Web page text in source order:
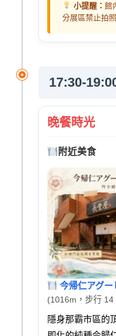
小提醒： 館
分展區禁止拍
17:30-
晚餐時光
附近美食
今帰仁アグ
(1016m，步行 14
隱身那霸市區的